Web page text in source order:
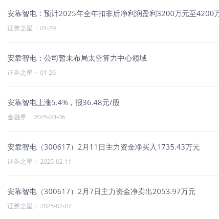
安靠智电：预计2025年全年扣非后净利润盈利3200万元至4200
证券之星 · 01-29
安靠智电：公司暂未布局太空算力中心领域
证券之星 · 01-26
安靠智电上涨5.4%，报36.48元/股
金融界 · 2025-03-06
安靠智电（300617）2月11日主力资金净买入1735.43万元
证券之星 · 2025-02-11
安靠智电（300617）2月7日主力资金净卖出2053.97万元
证券之星 · 2025-02-07